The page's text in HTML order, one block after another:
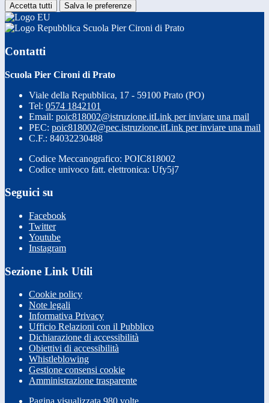
Accetta tutti Salva le preferenze
Scuola Pier Cironi di Prato
Contatti
Scuola Pier Cironi di Prato
Viale della Repubblica, 17 - 59100 Prato (PO)
Tel: 0574 1842101
Email: poic818002@istruzione.itLink per inviare una mail
PEC: poic818002@pec.istruzione.itLink per inviare una mail
C.F.: 84032230488
Codice Meccanografico: POIC818002
Codice univoco fatt. elettronica: Ufy5j7
Seguici su
Facebook
Twitter
Youtube
Instagram
Sezione Link Utili
Cookie policy
Note legali
Informativa Privacy
Ufficio Relazioni con il Pubblico
Dichiarazione di accessibilità
Obiettivi di accessibilità
Whistleblowing
Gestione consensi cookie
Amministrazione trasparente